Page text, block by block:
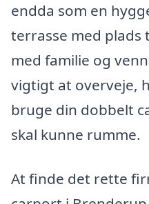
endda som en
terrasse med
med familie og
vigtigt at overveje,
bruge din dobbelt
skal kunne rumme.
At finde det rette